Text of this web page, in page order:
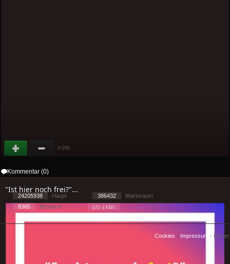
(+26)
Kommentar (0)
"Ist hier noch frei?"...
24205938 Haupt 386432
Warteraum
8365
Benutzer [ 2 ] - ( 3.13 )
Cookies - Impressum -